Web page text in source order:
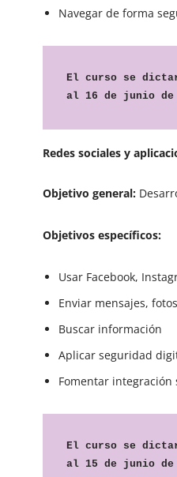
Navegar de forma
El curso se
al 16 de junio de
Redes sociales y
Objetivo general:
Objetivos específicos:
Usar Facebook,
Enviar mensajes,
Buscar información
Aplicar seguridad
Fomentar integración
El curso se
al 15 de junio de